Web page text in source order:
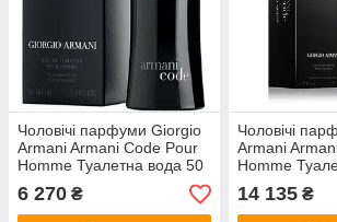
Чоловічі парфуми Giorgio
Armani Armani Code Pour
Homme Туалетна вода 50
ml/мл
6 270 ₴
Чоловічі
Armani
Homme
200 ml/мл
14 135₴